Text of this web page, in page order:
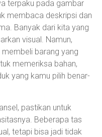
terpaku pada gambar
membaca deskripsi dan
Banyak dari kita yang
visual. Namun,
barang yang
memeriksa bahan,
yang kamu pilih benar-
pastikan untuk
Beberapa tas
tetapi bisa jadi tidak